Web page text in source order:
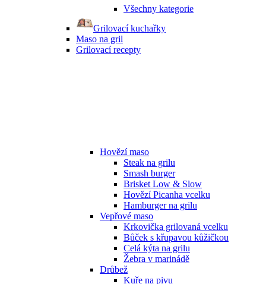
Všechny kategorie
Grilovací kuchařky
Maso na gril
Grilovací recepty
Hovězí maso
Steak na grilu
Smash burger
Brisket Low & Slow
Hovězí Picanha vcelku
Hamburger na grilu
Vepřové maso
Krkovička grilovaná vcelku
Bůček s křupavou kůžičkou
Celá kýta na grilu
Žebra v marinádě
Drůbež
Kuře na pivu